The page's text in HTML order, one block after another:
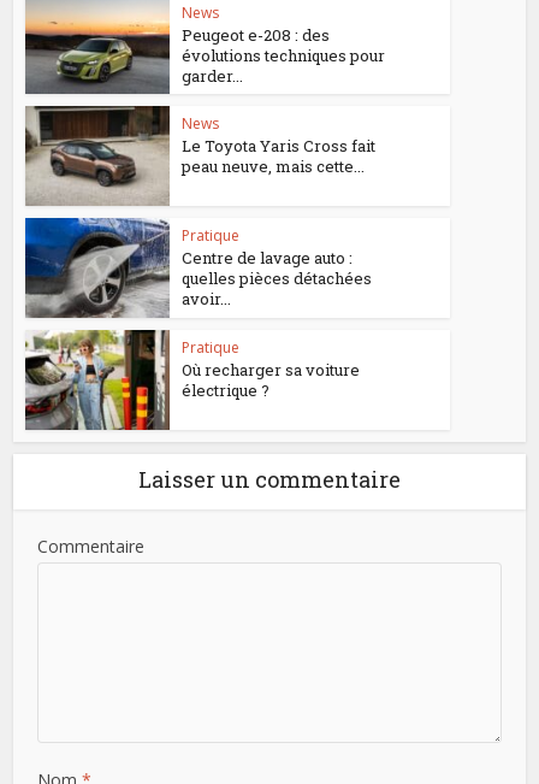
News
Peugeot e-208 : des
évolutions techniques pour
garder...
News
Le Toyota Yaris Cross fait
peau neuve, mais cette...
Pratique
Centre de lavage auto :
quelles pièces détachées
avoir...
Pratique
Où recharger sa voiture
électrique ?
Laisser un commentaire
Commentaire
Nom*